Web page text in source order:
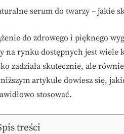
serum do twarzy – jakie
do zdrowego i pięknego
na rynku dostępnych jest wiele
zadziała skutecznie, ale
artykule dowiesz się,
stosować.
treści